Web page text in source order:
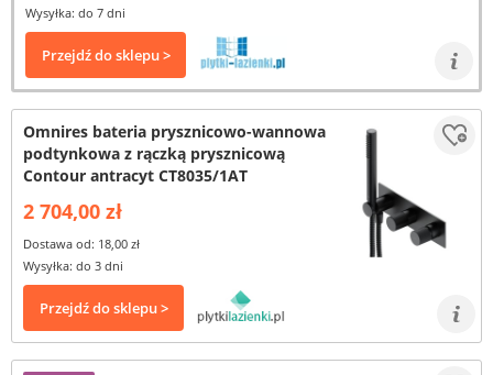
Wysyłka: do 7 dni
Przejdź do sklepu >
Omnires bateria prysznicowo-wannowa
podtynkowa z rączką prysznicową
Contour antracyt CT8035/1AT
2 704,00 zł
Dostawa od: 18,00 zł
Wysyłka: do 3 dni
Przejdź do sklepu >